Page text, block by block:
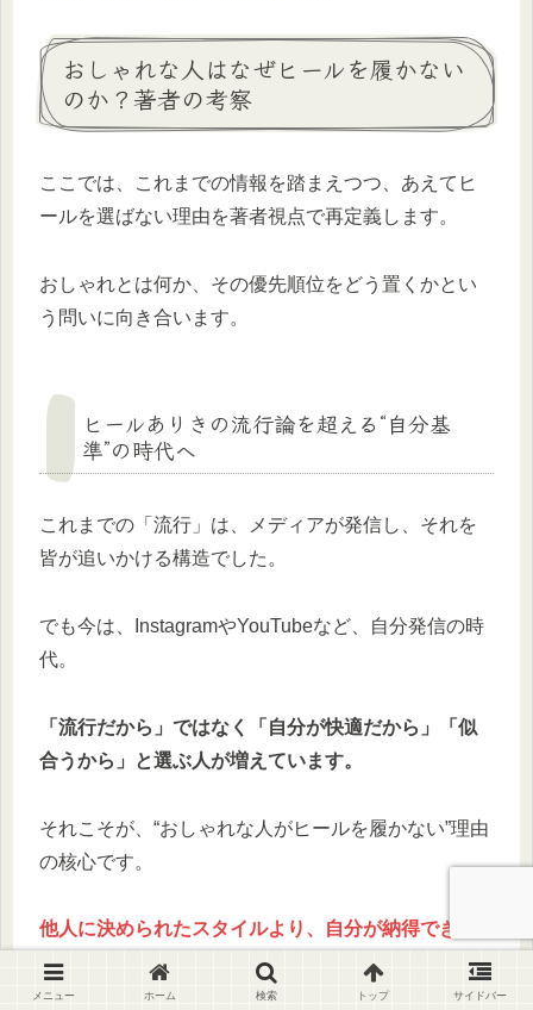
おしゃれな人はなぜヒールを履かない
のか？著者の考察
ここでは、これまでの情報を踏まえつつ、あえてヒ
ールを選ばない理由を著者視点で再定義します。
おしゃれとは何か、その優先順位をどう置くかとい
う問いに向き合います。
ヒールありきの流行論を超える“自分基
準”の時代へ
これまでの「流行」は、メディアが発信し、それを
皆が追いかける構造でした。
でも今は、InstagramやYouTubeなど、自分発信の時
代。
「流行だから」ではなく「自分が快適だから」「似
合うから」と選ぶ人が増えています。
それこそが、“おしゃれな人がヒールを履かない”理由
の核心です。
他人に決められたスタイルより、自分が納得できる
スタイル
のほうが長く続きますよね。
メニュー ホーム 検索 トップ サイドバー